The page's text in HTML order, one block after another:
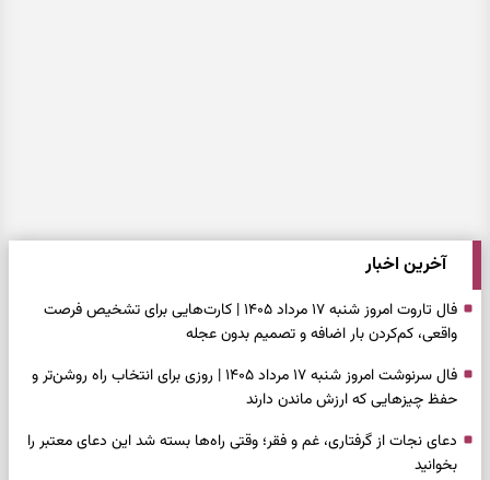
آخرین اخبار
فال تاروت امروز شنبه ۱۷ مرداد ۱۴۰۵ | کارت‌هایی برای تشخیص فرصت
واقعی، کم‌کردن بار اضافه و تصمیم بدون عجله
فال سرنوشت امروز شنبه ۱۷ مرداد ۱۴۰۵ | روزی برای انتخاب راه روشن‌تر و
حفظ چیزهایی که ارزش ماندن دارند
دعای نجات از گرفتاری، غم و فقر؛ وقتی راه‌ها بسته شد این دعای معتبر را
بخوانید